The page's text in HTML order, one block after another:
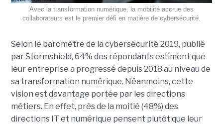
Avec la transformation numérique, la mobilité accrue des
collaborateurs est le premier défi en matière de cybersécurité.
Selon le baromètre de la cybersécurité 2019, publié
par Stormshield, 64% des répondants estiment que
leur entreprise a progressé depuis 2018 au niveau de
sa transformation numérique. Néanmoins, cette
vision est davantage portée par les directions
métiers. En effet, près de la moitié (48%) des
directions IT et numérique pensent plutôt que leur